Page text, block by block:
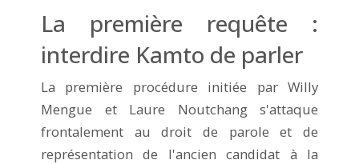
La première requête :
interdire Kamto de parler
La première procédure initiée par Willy
Mengue et Laure Noutchang s'attaque
frontalement au droit de parole et de
représentation de l'ancien candidat à la